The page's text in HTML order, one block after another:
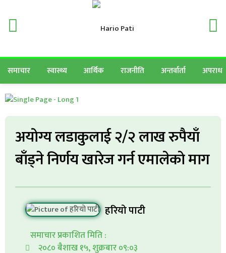
समाचार स्वास्थ्य आर्थिक राजनीति अन्तर्वार्ता अपराध
अयाेग्य लडाकुलाई २/२ लाख रुपैयाँ
बाँड्ने निर्णय खारेज गर्न एमालेकाे माग
हरियो पाटी
समाचार प्रकाशित मिति :
२०८० बैशाख १५, शुक्रबार ०९:०३